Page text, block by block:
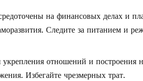
на финансовых делах и
Следите за питанием и
отношений и построения
Избегайте чрезмерных трат.